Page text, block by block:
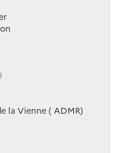
la Vienne ( ADMR)